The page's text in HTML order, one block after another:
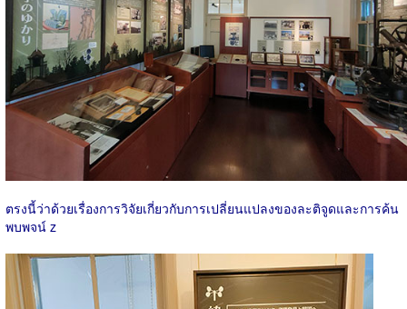
ตรงนี้ว่าด้วยเรื่องการวิจัยเกี่ยวกับการเปลี่ยนแปลงของละติจูดและการค้น
พบพจน์ z